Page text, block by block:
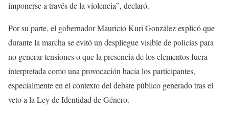
imponerse a través de la violencia”, declaró.
Por su parte, el gobernador Mauricio Kuri González explicó que
durante la marcha se evitó un despliegue visible de policías para
no generar tensiones o que la presencia de los elementos fuera
interpretada como una provocación hacia los participantes,
especialmente en el contexto del debate público generado tras el
veto a la Ley de Identidad de Género.